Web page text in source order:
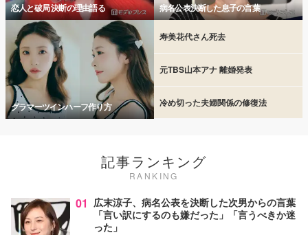
恋人と破局 決断の理由語る 病名公表決断した息子の言葉
グラマーツインハーフ作り方
寿美花代さん死去
元TBS山本アナ 離婚発表
冷め切った夫婦関係の修復法
記事ランキング
RANKING
01 広末涼子、病名公表を決断した次男からの言葉
「言い訳にするのも嫌だった」「言うべきか迷
った」